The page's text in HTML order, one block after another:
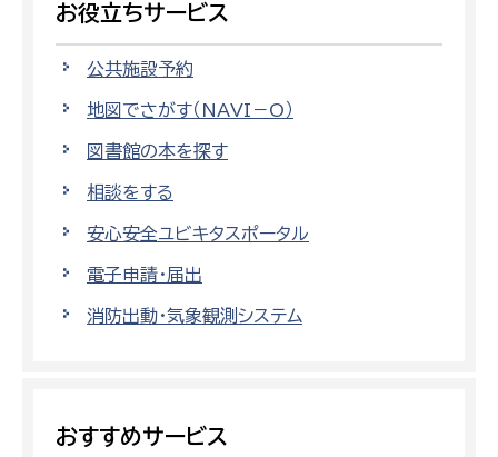
お役立ちサービス
公共施設予約
地図でさがす（NAVI－O）
図書館の本を探す
相談をする
安心安全ユビキタスポータル
電子申請・届出
消防出動・気象観測システム
おすすめサービス